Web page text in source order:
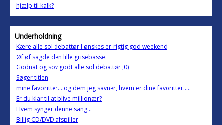
hjælp til kalk?
Underholdning
Kære alle sol debattør I ønskes en rigtig god weekend
Øf øf sagde den lille grisebasse.
Godnat og sov godt alle sol debattør ;0)
Søger titlen
mine favoritter....og dem jeg savner, hvem er dine favoritter.....
Er du klar til at blive millionær?
Hvem synger denne sang...
Billig CD/DVD afspiller